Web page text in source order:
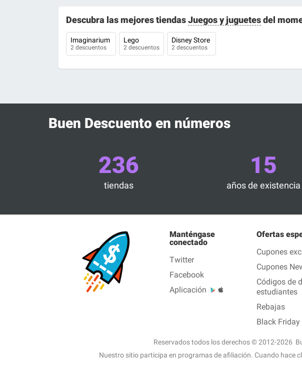
Descubra las mejores tiendasJuegos y juguetesdel
Imaginarium
2 descuentos
Lego
2 descuentos
Disney Store
2 descuentos
Buen Descuento en números
236
tiendas
15
años de existencia
Manténgase
conectado
Twitter
Facebook
Aplicación
Ofertas
Cupones
Cupones
Códigos de
estudiantes
Rebajas
Black Friday
Reservados todos los derechos © 2012-2026
Nuestro sitio participa en programas de afiliación. Cuando hace